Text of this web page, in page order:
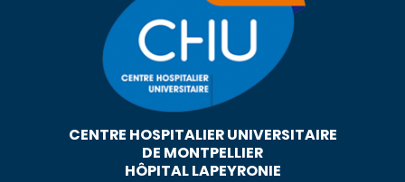
CENTRE HOSPITALIER UNIVERSITAIRE
DE MONTPELLIER
HÔPITAL LAPEYRONIE